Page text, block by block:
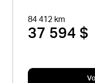
84 412 km
37 594 $